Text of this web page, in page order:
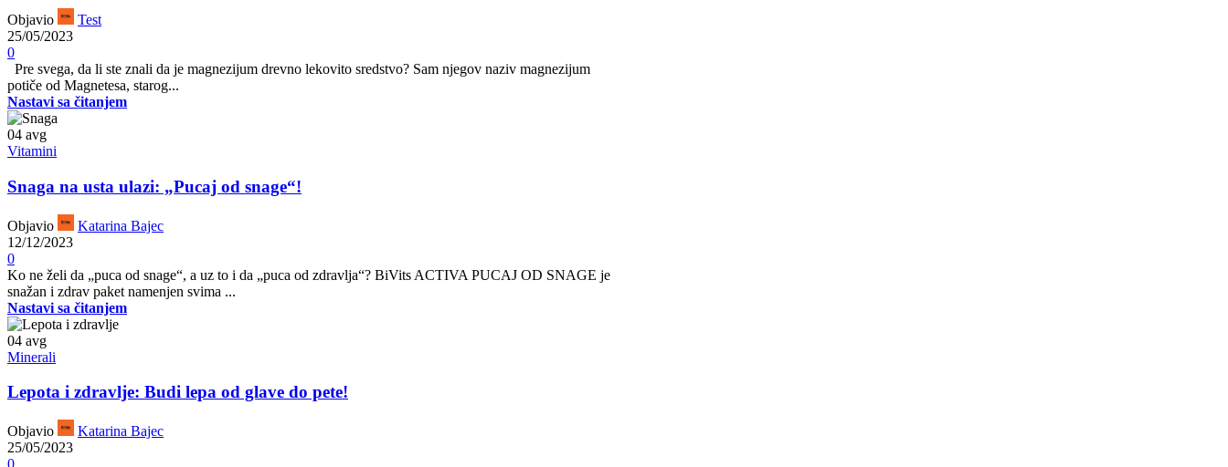
Objavio
Test
25/05/2023
0
Pre svega, da li ste znali da je magnezijum drevno lekovito sredstvo? Sam njegov naziv magnezijum
potiče od Magnetesa, starog...
Nastavi sa čitanjem
04 avg
Vitamini
Snaga na usta ulazi: „Pucaj od snage“!
Objavio
Katarina Bajec
12/12/2023
0
Ko ne želi da „puca od snage“, a uz to i da „puca od zdravlja“? BiVits ACTIVA PUCAJ OD SNAGE je
snažan i zdrav paket namenjen svima ...
Nastavi sa čitanjem
04 avg
Minerali
Lepota i zdravlje: Budi lepa od glave do pete!
Objavio
Katarina Bajec
25/05/2023
0